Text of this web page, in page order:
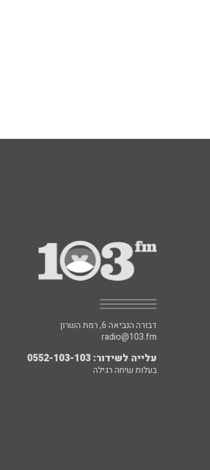
דבורה הנביאה 6, רמת השרון
radio@103.fm
עלייה לשידור: 0552-103-103
בעלות שיחה רגילה